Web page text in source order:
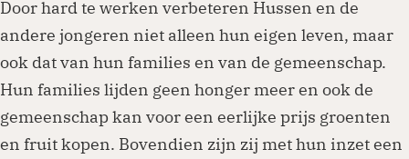
Door hard te werken verbeteren Hussen en de
andere jongeren niet alleen hun eigen leven, maar
ook dat van hun families en van de gemeenschap.
Hun families lijden geen honger meer en ook de
gemeenschap kan voor een eerlijke prijs groenten
en fruit kopen. Bovendien zijn zij met hun inzet een